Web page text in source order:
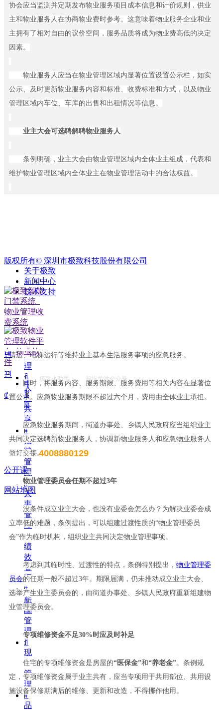
ꄁ
产
方
案
业
收
费
收
理
租
理
ꁹ
租
赁
管
理
ꁹ
合
同
管
理
ꀉ
人
力
共
享
ꁹ
招
聘
管
理
ꁹ
人
事
管
理
ꁹ
绩
效
管
理
ꁹ
薪
酬
管
理
ꀉ
现
场
管
理
ꁹ
品
协会应当监测并定期发布物业服务项目成本信息和计价规则，供业
主和物业服务人在协商物业费时参考。这意味着物业服务企业和业
主拥有了相对自由的议价空间，服务品质将成为物业费高低的决定
因素。
物业服务人应当在物业管理区域内显著位置设置公示栏，如实
公示、及时更新物业服务内容和标准、收费标准和方式，以及物业
管理区域内车位、车库的出售和出租情况等信息。
业主大会可选聘解聘物业服务人
条例明确，业主大会由物业管理区域内全体业主组成，代表和
维护物业管理区域内全体业主在物业管理活动中的合法权益。
条例明确规定，业主大会会议依法作出的决定，对本物业管理
区域内的全体业主具有约束力。
失管小区建立应急物业服务机制
条例提出，物业管理区域突发失管状态时，街道办事处、乡镇
人民政府应当组织有关单位确定应急物业服务人，提供供水、垃圾
清运、电梯运行等维持业主基本生活服务事项的应急服务。
同时，将服务内容、服务期限、服务费用等相关内容在显著位
置公示。应急物业服务期限不超过六个月，费用由全体业主承担。
应急物业服务期间，街道办事处、乡镇人民政府应当组织业主
共同决定选聘新物业服务人，协调新物业服务人和应急物业服务人
做好交接。
物业管理委员会任期不超过3年
没条件成立业主大会，也没有业委会怎么办？为解决业委会成
立率低的难题，条例提出，可以组建过渡性质的“物业管理委员
会”作为临时机构，组织业主共同决定物业管理事项。
考虑到其临时性、过渡性的特点，条例特别提出， 物业管理委
员会的任期一般不超过3年。期限届满，仍未推动成立业主大会、
选举产生业主委员会的，由街道办事处、乡镇人民政府重新组建物
业管理委员会。
专项维修资金不足30% 时应及时补足
住宅的专项维修资金是房屋的“ 医保金”和“养老金”。条例规
定，专项维修资金属于业主共有，应当专项用于共用部位、共用设
施设备保修期满后的维修、更新和改造，不得挪作他用。
版权所有© 深圳市极致科技股份有限公司
关于极致
新闻中心
技术支持
极致小助手 扫描关注公众号
电
脑
版
售前电话：4008880129
售后电话：400 888 7266
公开课
网站地图
녠
끤
ꂅ